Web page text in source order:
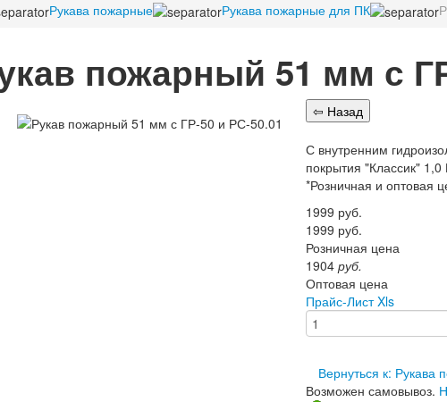
Рукава пожарные Рукава пожарные для ПК
пожарный 51 мм с
С внутренним
покрытия "Классик"
*Розничная и оптовая
1999 руб.
1999 руб.
Розничная цена
1904 руб.
Оптовая цена
Прайс-Лист Xls
Вернуться к: Рукава
Возможен самовывоз.